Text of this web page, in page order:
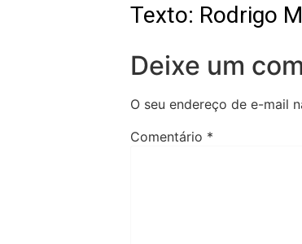
Texto: Rodrigo
Deixe um
O seu endereço de e-mail
Comentário *